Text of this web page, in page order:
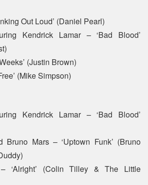
Out Loud’ (Daniel Pearl)
Kendrick Lamar – ‘Bad Blood’
(Justin Brown)
(Mike Simpson)
Kendrick Lamar – ‘Bad Blood’
Bruno Mars – ‘Uptown Funk’ (Bruno
‘Alright’ (Colin Tilley & The Little